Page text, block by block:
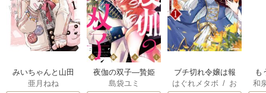
みいちゃんと山田
さん
亜月ねね
夜伽の双子―贄姫
は二人の王子に愛
島袋ユミ
ブチ切れ令嬢は報
復を誓いました。
はぐれメタボ / お
も
離
和